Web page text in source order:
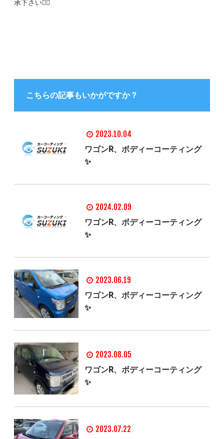
承下さい🙇‍♂️
こちらの記事もいかがですか？
2023.10.04
ワゴンR、ボディーコーティング
✨
2024.02.09
ワゴンR、ボディーコーティング
✨
2023.06.19
ワゴンR、ボディーコーティング
✨
2023.08.05
ワゴンR、ボディーコーティング
✨
2023.07.22